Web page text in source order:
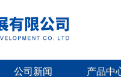
公司新闻 产品中